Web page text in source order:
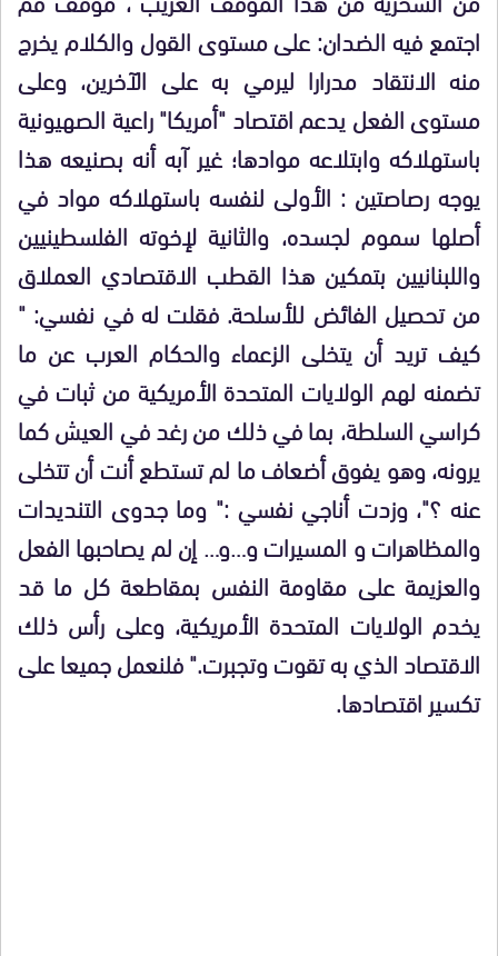
اجتمع فيه الضدان: على مستوى القول والكلام يخرج
منه الانتقاد مدرارا ليرمي به على الآخرين، وعلى
مستوى الفعل يدعم اقتصاد "أمريكا" راعية الصهيونية
باستهلاكه وابتلاعه موادها؛ غير آبه أنه بصنيعه هذا
يوجه رصاصتين : الأولى لنفسه باستهلاكه مواد في
أصلها سموم لجسده، والثانية لإخوته الفلسطينيين
واللبنانيين بتمكين هذا القطب الاقتصادي العملاق
من تحصيل الفائض للأسلحة. فقلت له في نفسي: "
كيف تريد أن يتخلى الزعماء والحكام العرب عن ما
تضمنه لهم الولايات المتحدة الأمريكية من ثبات في
كراسي السلطة، بما في ذلك من رغد في العيش كما
يرونه، وهو يفوق أضعاف ما لم تستطع أنت أن تتخلى
عنه ؟"، وزدت أناجي نفسي :" وما جدوى التنديدات
والمظاهرات و المسيرات و…و… إن لم يصاحبها الفعل
والعزيمة على مقاومة النفس بمقاطعة كل ما قد
يخدم الولايات المتحدة الأمريكية، وعلى رأس ذلك
الاقتصاد الذي به تقوت وتجبرت." فلنعمل جميعا على
تكسير اقتصادها.